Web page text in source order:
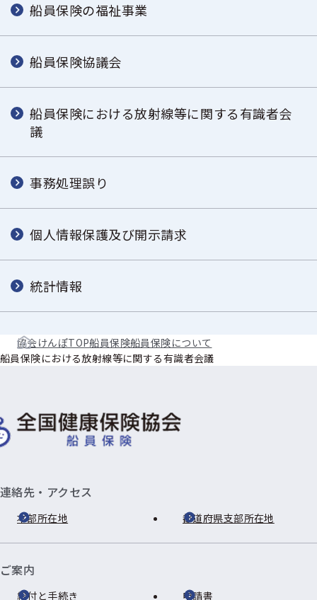
船員保険の福祉事業
船員保険協議会
船員保険における放射線等に関する有識者会
議
事務処理誤り
個人情報保護及び開示請求
統計情報
協会けんぽTOP船員保険船員保険について
船員保険における放射線等に関する有識者会議
連絡先・アクセス
本部所在地 都道府県支部所在地
ご案内
給付と手続き 申請書